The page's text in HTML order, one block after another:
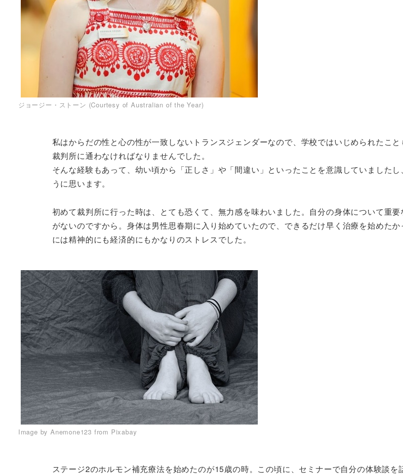
ジョージー・ストーン (Courtesy of Australian of the Year)
私はからだの性と心の性が一致しないトランスジェンダーなので、学校ではいじめられたこ
裁判所に通わなければなりませんでした。
そんな経験もあって、幼い頃から「正しさ」や「間違い」といったことを意識していました
うに思います。
初めて裁判所に行った時は、とても恐くて、無力感を味わいました。自分の身体について重
がないのですから。身体は男性思春期に入り始めていたので、できるだけ早く治療を始めた
には精神的にも経済的にもかなりのストレスでした。
Image by Anemone123 from Pixabay
ステージ2のホルモン補充療法を始めたのが15歳の時。この頃に、セミナーで自分の体験談